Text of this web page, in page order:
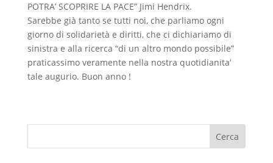
POTRA’ SCOPRIRE LA PACE” Jimi Hendrix.
Sarebbe già tanto se tutti noi, che parliamo ogni
giorno di solidarietà e diritti, che ci dichiariamo di
sinistra e alla ricerca “di un altro mondo possibile”
praticassimo veramente nella nostra quotidianita’
tale augurio. Buon anno !